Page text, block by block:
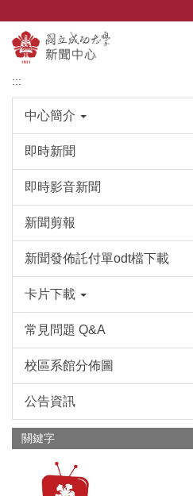
主
要
內
:::
中心簡介
即時新聞
即時影音新聞
新聞剪報
新聞發佈託付單odt檔下載
卡片下載
常見問題 Q&A
校區系館分佈圖
公告資訊